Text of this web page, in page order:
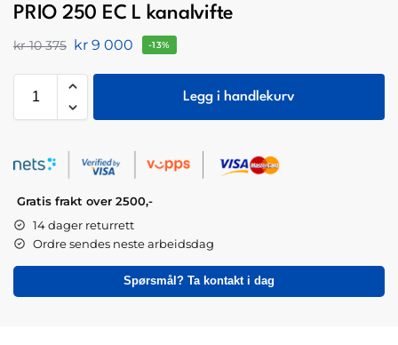
PRIO 250 EC L kanalvifte
kr10 375 kr 9 000 -13%
Legg i handlekurv
Gratis frakt over 2500,-
14 dager returrett
Ordre sendes neste arbeidsdag
Spørsmål? Ta kontakt i dag